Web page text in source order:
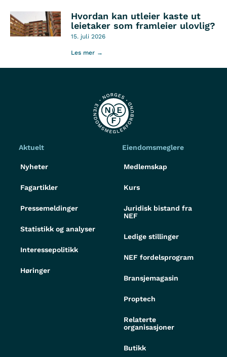
Hvordan kan utleier kaste ut
leietaker som framleier ulovlig?
15. juli 2026
Les mer →
Aktuelt
Nyheter
Fagartikler
Pressemeldinger
Statistikk og analyser
Interessepolitikk
Høringer
Eiendomsmeglere
Medlemskap
Kurs
Juridisk bistand fra
NEF
Ledige stillinger
NEF fordelsprogram
Bransjemagasin
Proptech
Relaterte
organisasjoner
Butikk